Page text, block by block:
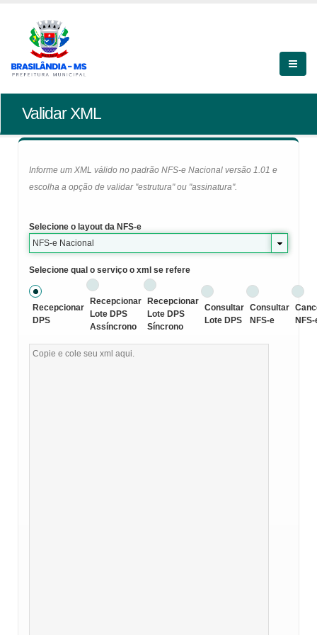
Validar XML
Informe um XML válido no padrão NFS-e Nacional versão 1.01 e
escolha a opção de validar "estrutura" ou "assinatura".
Selecione o layout da NFS-e
NFS-e Nacional
Selecione qual o serviço o xml se refere
Recepcionar
DPS
Recepcionar
Lote DPS
Assíncrono
Recepcionar
Lote DPS
Síncrono
Consultar
Lote DPS
Consultar
NFS-e
NFS-